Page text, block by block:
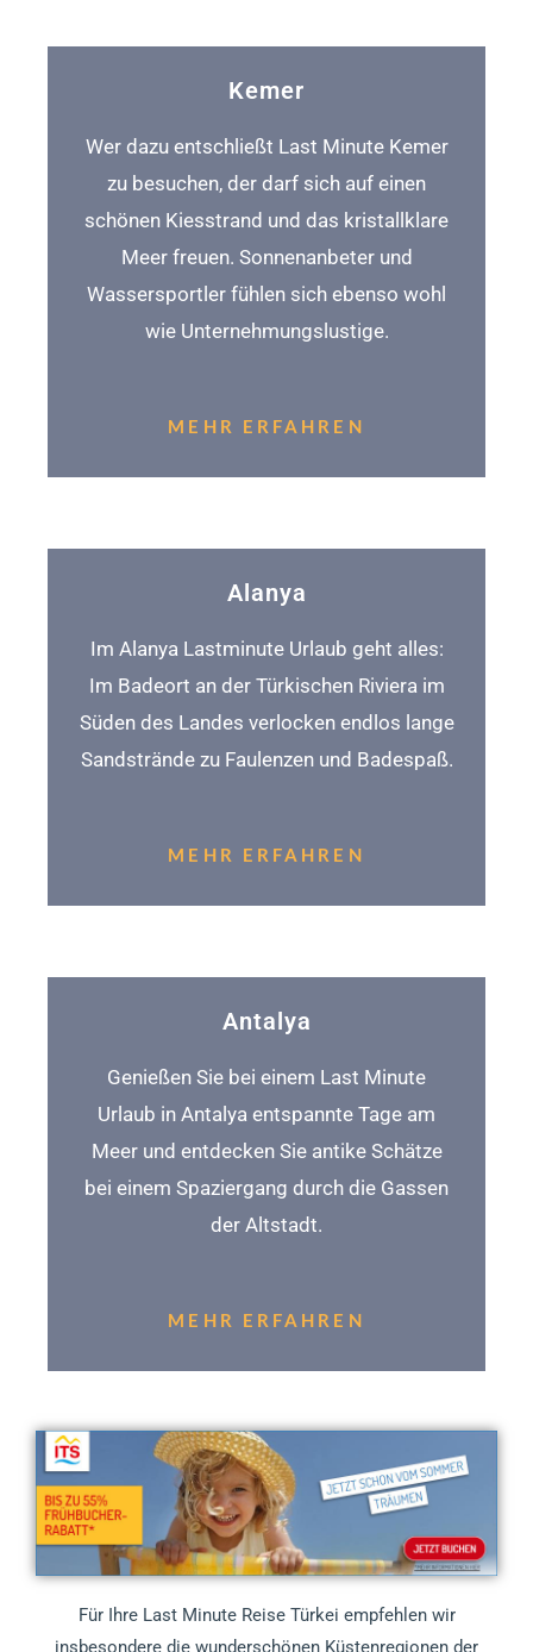
Kemer
Wer dazu entschließt Last Minute Kemer
zu besuchen, der darf sich auf einen
schönen Kiesstrand und das kristallklare
Meer freuen. Sonnenanbeter und
Wassersportler fühlen sich ebenso wohl
wie Unternehmungslustige.
MEHR ERFAHREN
Alanya
Im Alanya Lastminute Urlaub geht alles:
Im Badeort an der Türkischen Riviera im
Süden des Landes verlocken endlos lange
Sandstrände zu Faulenzen und Badespaß.
MEHR ERFAHREN
Antalya
Genießen Sie bei einem Last Minute
Urlaub in Antalya entspannte Tage am
Meer und entdecken Sie antike Schätze
bei einem Spaziergang durch die Gassen
der Altstadt.
MEHR ERFAHREN
Für Ihre Last Minute Reise Türkei empfehlen wir
insbesondere die wunderschönen Küstenregionen der